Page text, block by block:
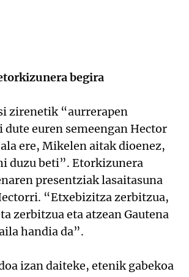
begira
zirenetik “aurrerapen
euren semeengan Hector
ere, Mikelen aitak dioenez,
duzu beti”. Etorkizunera
presentziak lasaitasuna
“Etxebizitza zerbitzua,
zerbitzua eta atzean Gautena
handia da”.
izan daiteke, etenik gabekoa